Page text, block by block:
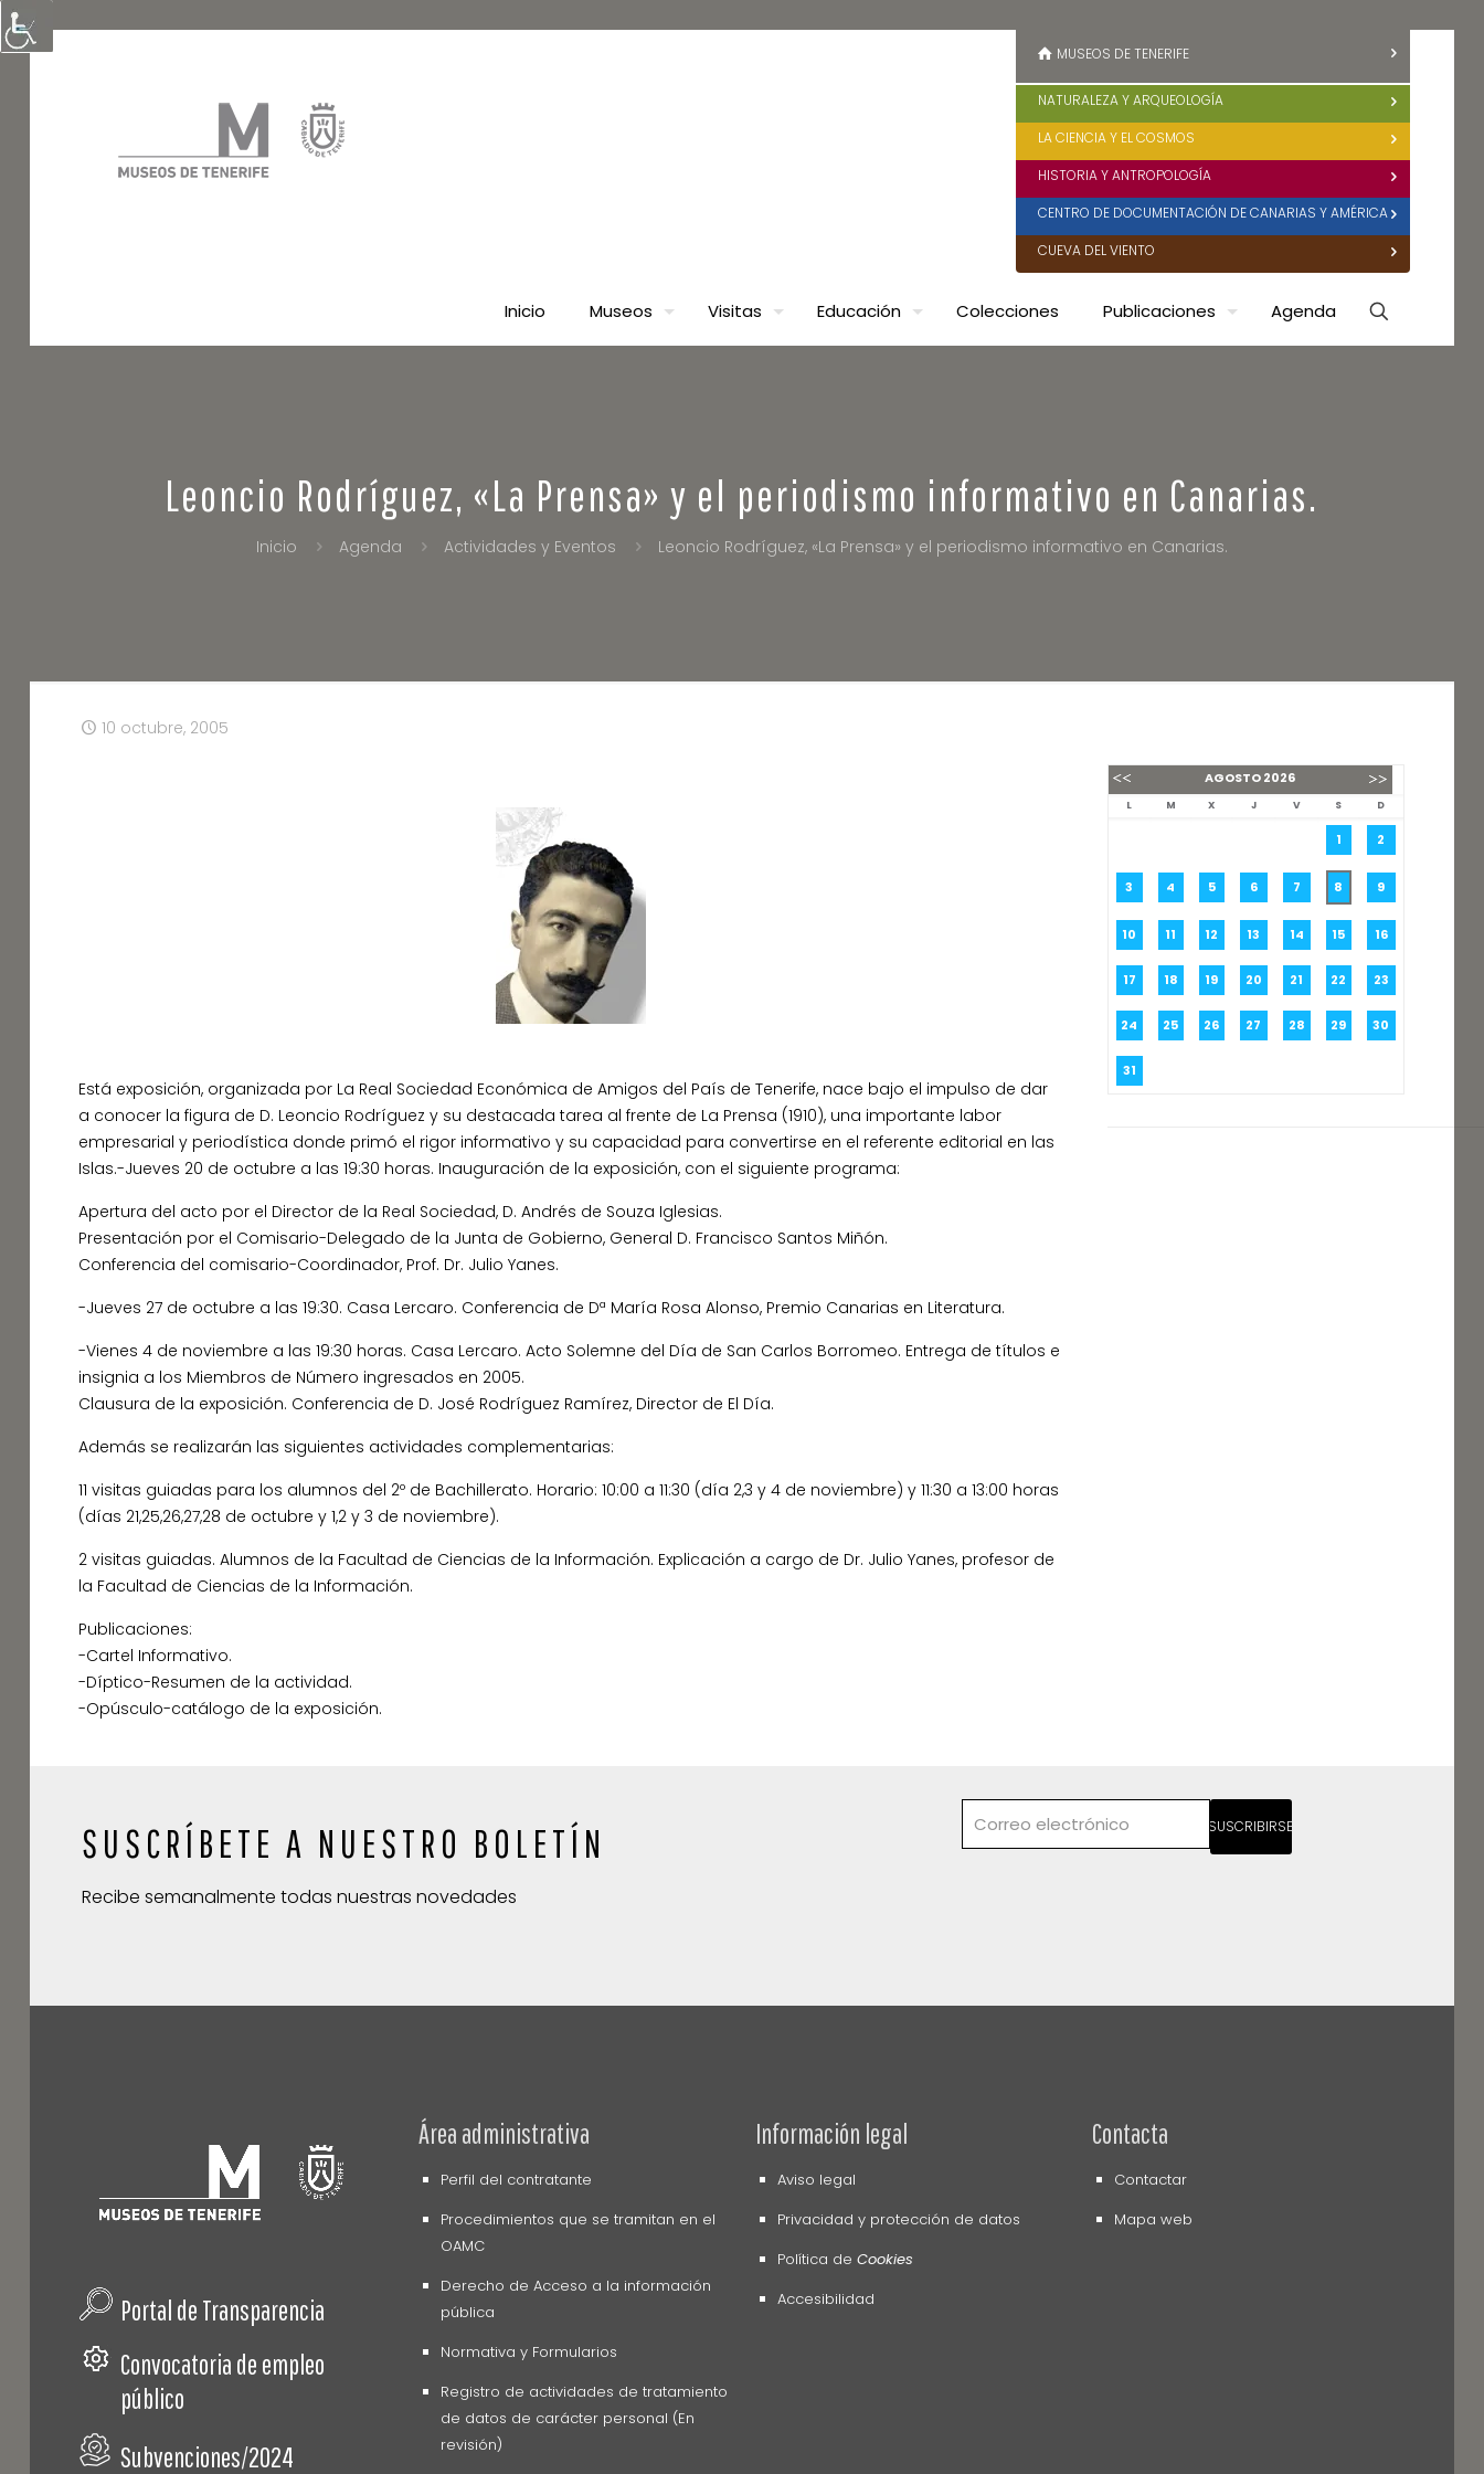
Inicio Museos Visitas Educación Colecciones Publicaciones Agenda
MUSEOS DE TENERIFE
NATURALEZA Y ARQUEOLOGÍA
LA CIENCIA Y EL COSMOS
HISTORIA Y ANTROPOLOGÍA
CENTRO DE DOCUMENTACIÓN DE CANARIAS Y AMÉRICA
CUEVA DEL VIENTO
Leoncio Rodríguez, «La Prensa» y el periodismo informativo en Canarias.
Inicio Agenda Actividades y Eventos Leoncio Rodríguez, «La Prensa» y el periodismo informativo en Canarias.
10 octubre, 2005
Está exposición, organizada por La Real Sociedad Económica de Amigos del País de Tenerife, nace bajo el impulso de dar
a conocer la figura de D. Leoncio Rodríguez y su destacada tarea al frente de La Prensa (1910), una importante labor
empresarial y periodística donde primó el rigor informativo y su capacidad para convertirse en el referente editorial en las
Islas.-Jueves 20 de octubre a las 19:30 horas. Inauguración de la exposición, con el siguiente programa:
Apertura del acto por el Director de la Real Sociedad, D. Andrés de Souza Iglesias.
Presentación por el Comisario-Delegado de la Junta de Gobierno, General D. Francisco Santos Miñón.
Conferencia del comisario-Coordinador, Prof. Dr. Julio Yanes.
-Jueves 27 de octubre a las 19:30. Casa Lercaro. Conferencia de Dª María Rosa Alonso, Premio Canarias en Literatura.
-Vienes 4 de noviembre a las 19:30 horas. Casa Lercaro. Acto Solemne del Día de San Carlos Borromeo. Entrega de títulos e
insignia a los Miembros de Número ingresados en 2005.
Clausura de la exposición. Conferencia de D. José Rodríguez Ramírez, Director de El Día.
Además se realizarán las siguientes actividades complementarias:
11 visitas guiadas para los alumnos del 2º de Bachillerato. Horario: 10:00 a 11:30 (día 2,3 y 4 de noviembre) y 11:30 a 13:00 horas
(días 21,25,26,27,28 de octubre y 1,2 y 3 de noviembre).
2 visitas guiadas. Alumnos de la Facultad de Ciencias de la Información. Explicación a cargo de Dr. Julio Yanes, profesor de
la Facultad de Ciencias de la Información.
Publicaciones:
-Cartel Informativo.
-Díptico-Resumen de la actividad.
-Opúsculo-catálogo de la exposición.
AGOSTO2026
L M X J V S D
1 2
3 4 5 6 7 8 9
10 11 12 13 14 15 16
17 18 19 20 21 22 23
24 25 26 27 28 29 30
31
SUSCRÍBETE A NUESTRO BOLETÍN
Recibe semanalmente todas nuestras novedades
SUSCRIBIRSE
Portal de Transparencia
Convocatoria de empleo
público
Subvenciones/2024
Área administrativa
Perfil del contratante
Procedimientos que se tramitan en el
OAMC
Derecho de Acceso a la información
pública
Normativa y Formularios
Registro de actividades de tratamiento
de datos de carácter personal (En
revisión)
Información legal
Aviso legal
Privacidad y protección de datos
Política de Cookies
Accesibilidad
Contacta
Contactar
Mapa web